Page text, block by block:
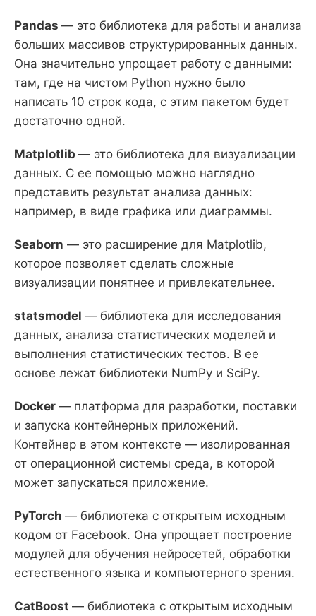
Pandas — это библиотека для работы и анализа
больших массивов структурированных данных.
Она значительно упрощает работу с данными:
там, где на чистом Python нужно было
написать 10 строк кода, с этим пакетом будет
достаточно одной.
Matplotlib — это библиотека для визуализации
данных. С ее помощью можно наглядно
представить результат анализа данных:
например, в виде графика или диаграммы.
Seaborn — это расширение для Matplotlib,
которое позволяет сделать сложные
визуализации понятнее и привлекательнее.
statsmodel — библиотека для исследования
данных, анализа статистических моделей и
выполнения статистических тестов. В ее
основе лежат библиотеки NumPy и SciPy.
Docker — платформа для разработки, поставки
и запуска контейнерных приложений.
Контейнер в этом контексте — изолированная
от операционной системы среда, в которой
может запускаться приложение.
PyTorch — библиотека с открытым исходным
кодом от Facebook. Она упрощает построение
модулей для обучения нейросетей, обработки
естественного языка и компьютерного зрения.
CatBoost — библиотека с открытым исходным